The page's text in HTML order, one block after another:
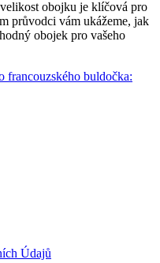
obojku je klíčová pro
průvodci vám ukážeme, jak
obojek pro vašeho
francouzského buldočka:
Údajů